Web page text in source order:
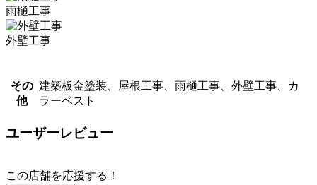
雨樋工事
外壁工事
その
他
建築板金塗装、屋根工事、雨樋工事、外壁工事、カ
ラーベスト
ユーザーレビュー
この店舗を応援する！